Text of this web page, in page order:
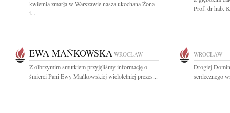
kwietnia zmarła w Warszawie nasza ukochana Żona
i...
Prof. dr hab.
EWA MAŃKOWSKA WROCŁAW
Z olbrzymim smutkiem przyjęliśmy informację o
śmierci Pani Ewy Mańkowskiej wieloletniej prezes...
WROCŁAW
Drogiej
serdecznego